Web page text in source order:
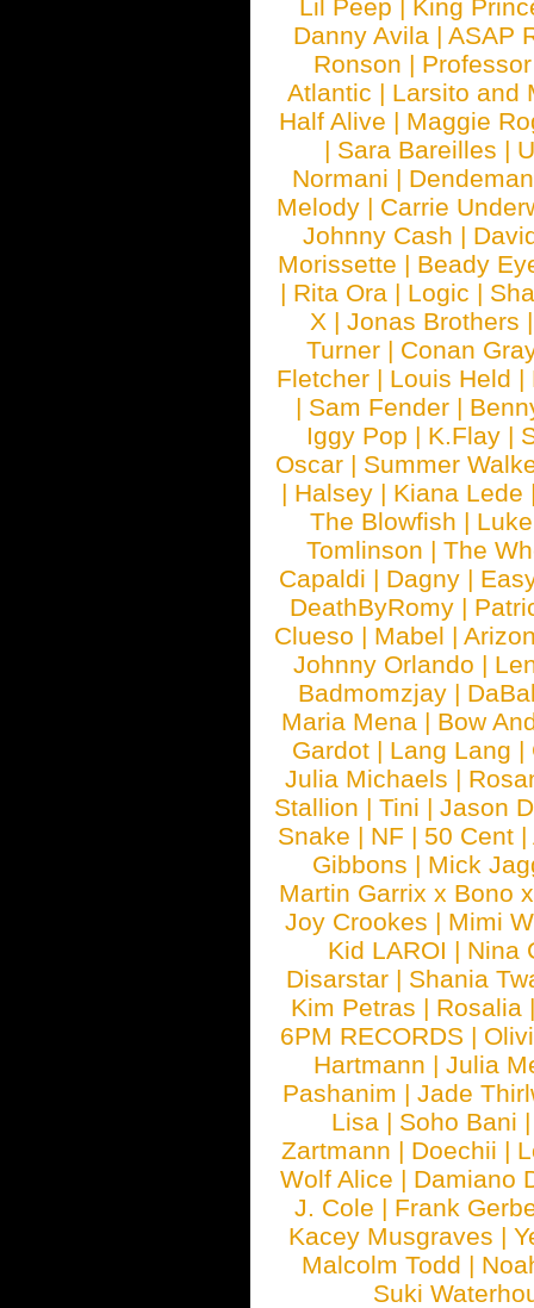
Lil Peep | King
Danny Avila | ASAP
Ronson |
Atlantic | Larsito and
Half Alive | Maggie
| Sara Bareilles |
Normani |
Melody | Carrie
Johnny Cash |
Morissette | Beady
| Rita Ora | Logic |
X | Jonas Brothers
Turner | Conan
Fletcher | Louis Held |
| Sam Fender |
Iggy Pop | K.Flay |
Oscar | Summer
| Halsey | Kiana Lede
The Blowfish |
Tomlinson | The
Capaldi | Dagny |
DeathByRomy |
Clueso | Mabel |
Johnny Orlando |
Badmomzjay |
Maria Mena | Bow
Gardot | Lang Lang |
Julia Michaels |
Stallion |Tini |Jason
Snake | NF | 50 Cent |
Gibbons | Mick
Martin Garrix x Bono
Joy Crookes | Mimi
Kid LAROI | Nina
Disarstar | Shania
Kim Petras | Rosalia
6PM RECORDS |
Hartmann |Julia
Pashanim |Jade
Lisa | Soho Bani
Zartmann | Doechii |
Wolf Alice | Damiano
J. Cole | Frank
Kacey Musgraves |
Malcolm Todd |
Suki